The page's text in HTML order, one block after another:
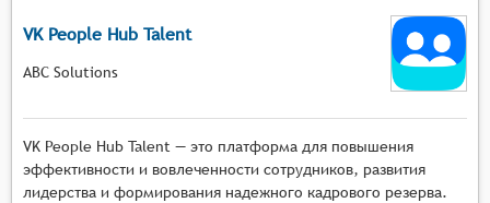
VK People Hub Talent
ABC Solutions
VK People Hub Talent — это платформа для повышения
эффективности и вовлеченности сотрудников, развития
лидерства и формирования надежного кадрового резерва.